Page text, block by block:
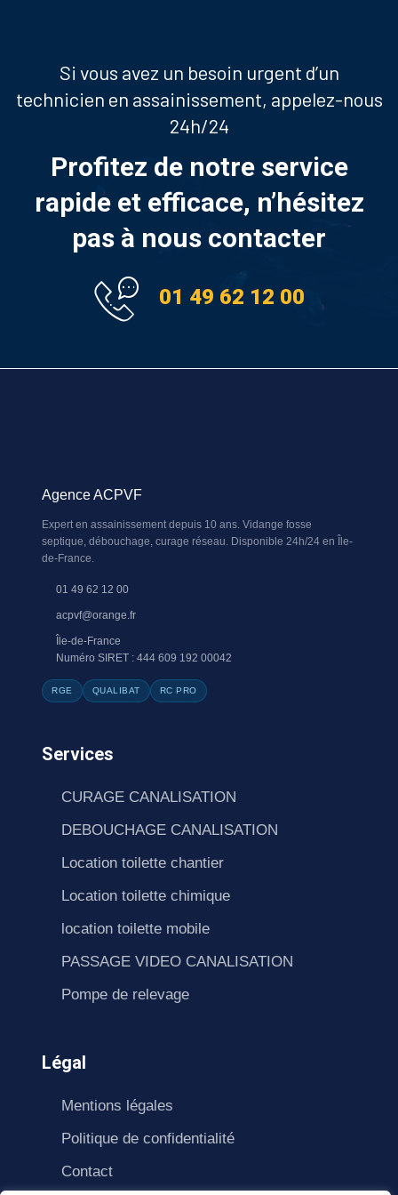
Si vous avez un besoin urgent d’un
technicien en assainissement, appelez-nous
24h/24
Profitez de notre service
rapide et efficace, n’hésitez
pas à nous contacter
01 49 62 12 00
Agence ACPVF
Expert en assainissement depuis 10 ans. Vidange fosse
septique, débouchage, curage réseau. Disponible 24h/24 en Île-
de-France.
01 49 62 12 00
acpvf@orange.fr
Île-de-France
Numéro SIRET : 444 609 192 00042
RGE QUALIBAT RC PRO
Services
CURAGE CANALISATION
DEBOUCHAGE CANALISATION
Location toilette chantier
Location toilette chimique
location toilette mobile
PASSAGE VIDEO CANALISATION
Pompe de relevage
Légal
Mentions légales
Politique de confidentialité
Contact